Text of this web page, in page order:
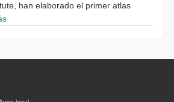
han elaborado el primer atlas